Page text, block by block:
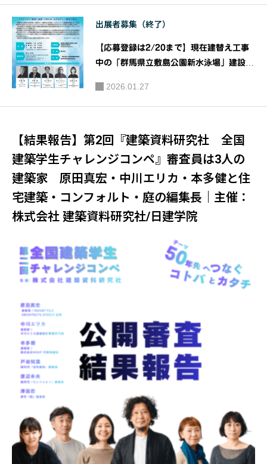
ョン2026実行委員会
出展者募集（終了）
【応募登録は2/20まで】現在建替え工事
中の「群馬県立敷島公園新水泳場」建設現
ン・アート作品を募集するコンテスト！！
敷島公園新水泳場「仮囲いデザイン・ア
一般社団法人群馬県建設業協会・群馬県建
2026.01.27
【結果報告】第2回『建築資料研究社 全国
建築学生チャレンジコンペ』審査員は3人の
建築家 原田真宏・中川エリカ・本多健と住
宅建築・コンフォルト・庭の編集長｜主催：
株式会社 建築資料研究社/日建学院